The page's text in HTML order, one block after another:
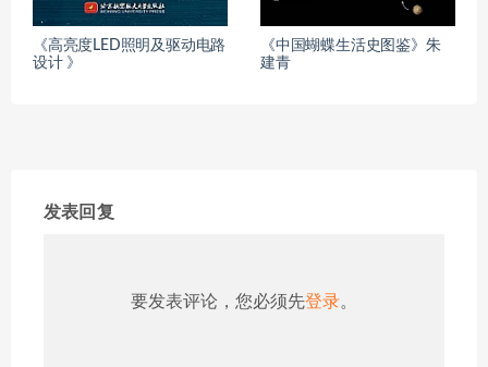
《高亮度LED照明及驱动电路
设计 》
《中国蝴蝶生活史图鉴》朱
建青
发表回复
要发表评论，您必须先登录。